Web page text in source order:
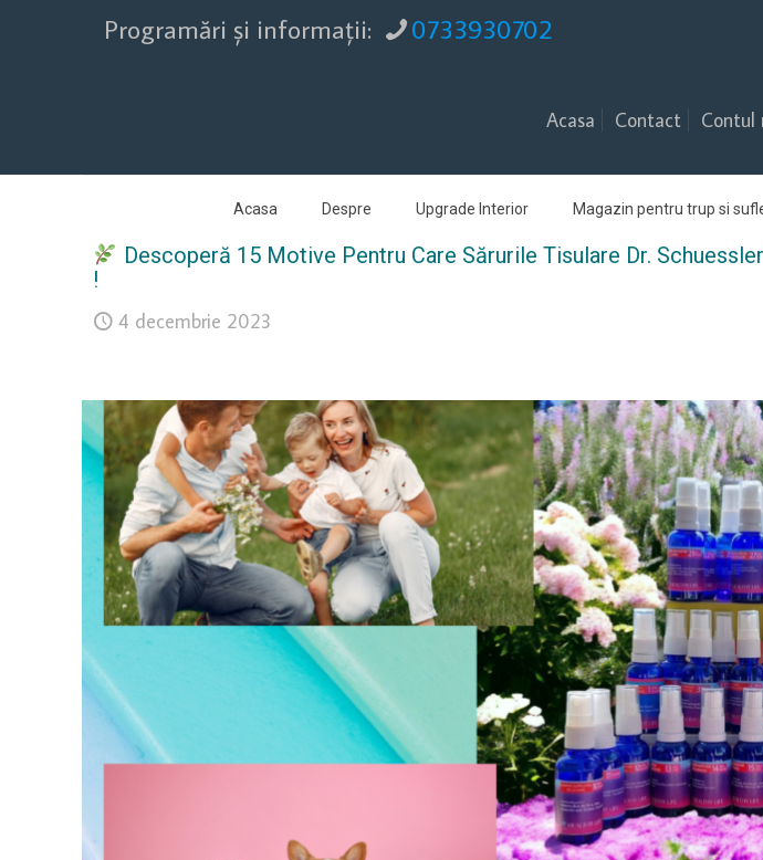
Programări şi informaţii: 0733930702
Acasa Contact Contul
Acasa Despre Upgrade Interior Magazin pentru trup si
Descoperă 15 Motive Pentru Care Sărurile Tisulare Dr.
!
4 decembrie 2023